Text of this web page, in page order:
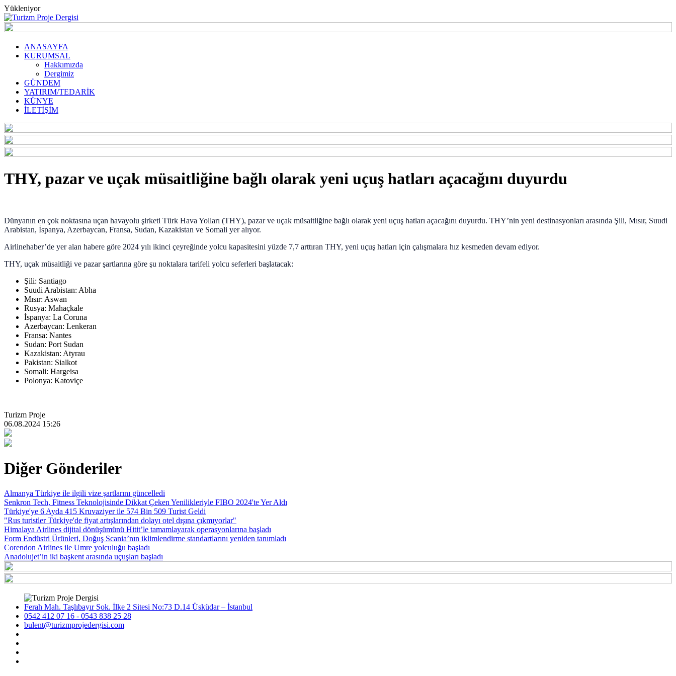
Yükleniyor
ANASAYFA
KURUMSAL
Hakkımızda
Dergimiz
GÜNDEM
YATIRIM/TEDARİK
KÜNYE
İLETİŞİM
THY, pazar ve uçak müsaitliğine bağlı olarak yeni uçuş hatları açacağını duyurdu
Dünyanın en çok noktasına uçan havayolu şirketi Türk Hava Yolları (THY), pazar ve uçak müsaitliğine bağlı olarak yeni uçuş hatları açacağını duyurdu. THY’nin yeni destinasyonları arasında Şili, Mısır, Suudi
Arabistan, İspanya, Azerbaycan, Fransa, Sudan, Kazakistan ve Somali yer alıyor.
Airlinehaber’de yer alan habere göre 2024 yılı ikinci çeyreğinde yolcu kapasitesini yüzde 7,7 arttıran THY, yeni uçuş hatları için çalışmalara hız kesmeden devam ediyor.
THY, uçak müsaitliği ve pazar şartlarına göre şu noktalara tarifeli yolcu seferleri başlatacak:
Şili: Santiago
Suudi Arabistan: Abha
Mısır: Aswan
Rusya: Mahaçkale
İspanya: La Coruna
Azerbaycan: Lenkeran
Fransa: Nantes
Sudan: Port Sudan
Kazakistan: Atyrau
Pakistan: Sialkot
Somali: Hargeisa
Polonya: Katoviçe
Turizm Proje
06.08.2024 15:26
Diğer Gönderiler
Almanya Türkiye ile ilgili vize şartlarını güncelledi
Senkron Tech, Fitness Teknolojisinde Dikkat Çeken Yenilikleriyle FIBO 2024'te Yer Aldı
Türkiye'ye 6 Ayda 415 Kruvaziyer ile 574 Bin 509 Turist Geldi
"Rus turistler Türkiye'de fiyat artışlarından dolayı otel dışına çıkmıyorlar"
Himalaya Airlines dijital dönüşümünü Hitit’le tamamlayarak operasyonlarına başladı
Form Endüstri Ürünleri, Doğuş Scania’nın iklimlendirme standartlarını yeniden tanımladı
Corendon Airlines ile Umre yolculuğu başladı
Anadolujet’in iki başkent arasında uçuşları başladı
Ferah Mah. Taşlıbayır Sok. İlke 2 Sitesi No:73 D.14 Üsküdar – İstanbul
0542 412 07 16 - 0543 838 25 28
bulent@turizmprojedergisi.com